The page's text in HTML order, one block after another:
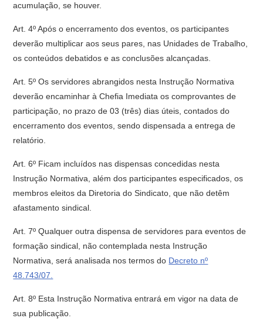
acumulação, se houver.
Art. 4º Após o encerramento dos eventos, os participantes
deverão multiplicar aos seus pares, nas Unidades de Trabalho,
os conteúdos debatidos e as conclusões alcançadas.
Art. 5º Os servidores abrangidos nesta Instrução Normativa
deverão encaminhar à Chefia Imediata os comprovantes de
participação, no prazo de 03 (três) dias úteis, contados do
encerramento dos eventos, sendo dispensada a entrega de
relatório.
Art. 6º Ficam incluídos nas dispensas concedidas nesta
Instrução Normativa, além dos participantes especificados, os
membros eleitos da Diretoria do Sindicato, que não detêm
afastamento sindical.
Art. 7º Qualquer outra dispensa de servidores para eventos de
formação sindical, não contemplada nesta Instrução
Normativa, será analisada nos termos do Decreto nº
48.743/07.
Art. 8º Esta Instrução Normativa entrará em vigor na data de
sua publicação.